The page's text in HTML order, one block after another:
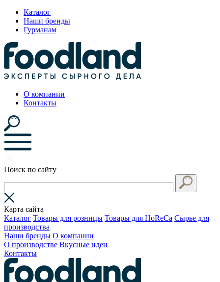
Каталог
Наши бренды
Гурманам
О компании
Контакты
Поиск по сайту
Карта сайта
Каталог Товары для розницы Товары для HoReCa Сырье для
производства
Наши бренды О компании
О производстве Вкусные идеи
Контакты